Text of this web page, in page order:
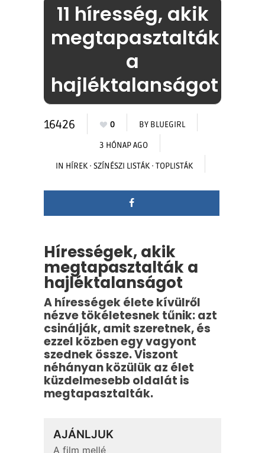
11 híresség, akik
megtapasztalták
a
hajléktalanságot
16426 0 BY BLUEGIRL
3 HÓNAP AGO
IN HÍREK · SZÍNÉSZI LISTÁK · TOPLISTÁK
Hírességek, akik
megtapasztalták a
hajléktalanságot
A hírességek élete kívülről
nézve tökéletesnek tűnik: azt
csinálják, amit szeretnek, és
ezzel közben egy vagyont
szednek össze. Viszont
néhányan közülük az élet
küzdelmesebb oldalát is
megtapasztalták.